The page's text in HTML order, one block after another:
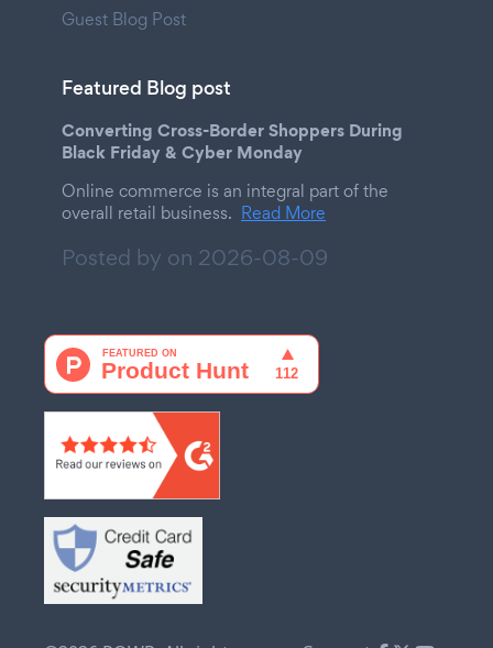
Guest Blog Post
Featured Blog post
Converting Cross-Border Shoppers During
Black Friday & Cyber Monday
Online commerce is an integral part of the
overall retail business. Read More
Posted by on 2026-08-09